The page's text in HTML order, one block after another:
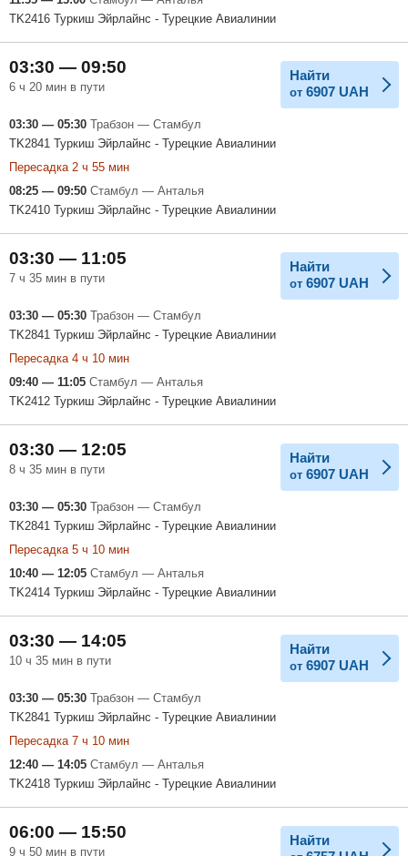
TK2416 Туркиш Эйрлайнс - Турецкие Авиалинии
03:30 — 09:50
6 ч 20 мин в пути
Найти
от 6907 UAH
03:30 — 05:30 Трабзон — Стамбул
TK2841 Туркиш Эйрлайнс - Турецкие Авиалинии
Пересадка 2 ч 55 мин
08:25 — 09:50 Стамбул — Анталья
TK2410 Туркиш Эйрлайнс - Турецкие Авиалинии
03:30 — 11:05
7 ч 35 мин в пути
Найти
от 6907 UAH
03:30 — 05:30 Трабзон — Стамбул
TK2841 Туркиш Эйрлайнс - Турецкие Авиалинии
Пересадка 4 ч 10 мин
09:40 — 11:05 Стамбул — Анталья
TK2412 Туркиш Эйрлайнс - Турецкие Авиалинии
03:30 — 12:05
8 ч 35 мин в пути
Найти
от 6907 UAH
03:30 — 05:30 Трабзон — Стамбул
TK2841 Туркиш Эйрлайнс - Турецкие Авиалинии
Пересадка 5 ч 10 мин
10:40 — 12:05 Стамбул — Анталья
TK2414 Туркиш Эйрлайнс - Турецкие Авиалинии
03:30 — 14:05
10 ч 35 мин в пути
Найти
от 6907 UAH
03:30 — 05:30 Трабзон — Стамбул
TK2841 Туркиш Эйрлайнс - Турецкие Авиалинии
Пересадка 7 ч 10 мин
12:40 — 14:05 Стамбул — Анталья
TK2418 Туркиш Эйрлайнс - Турецкие Авиалинии
06:00 — 15:50
9 ч 50 мин в пути
Найти